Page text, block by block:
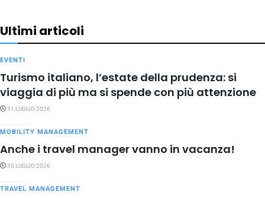
Ultimi articoli
EVENTI
Turismo italiano, l’estate della prudenza: si
viaggia di più ma si spende con più attenzione
31 LUGLIO 2026
MOBILITY MANAGEMENT
Anche i travel manager vanno in vacanza!
30 LUGLIO 2026
TRAVEL MANAGEMENT